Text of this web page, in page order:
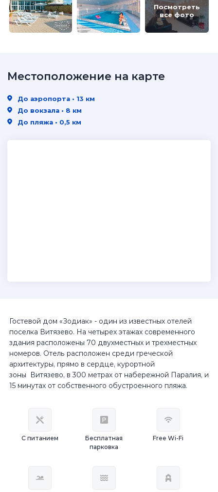
Посмотреть
все фото
Гостевой дом «Зодиак» - один из известных отелей
поселка Витязево. На четырех этажах современного
здания расположены 70 двухместных и трехместных
номеров. Отель расположен среди греческой
архитектуры, прямо в сердце, курортной
зоны Витязево, в 300 метрах от набережной Паралия, и
15 минутах от собственного обустроенного пляжа.
С питанием
Бесплатная
парковка
Free Wi-Fi
Местоположение на карте
До аэропорта • 13 км
До вокзала • 8 км
До пляжа • 0,5 км